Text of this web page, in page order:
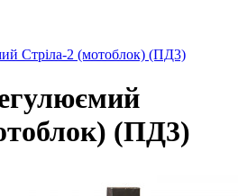
Стріла-2 (мотоблок) (ПД3)
(ПД3)